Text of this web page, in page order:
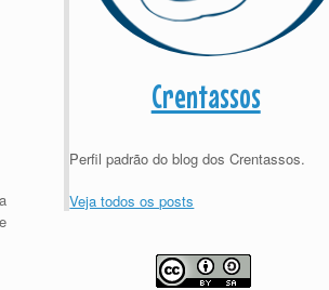
Crentassos
Perfil padrão do blog dos Crentassos.
Veja todos os posts